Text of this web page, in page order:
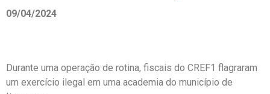
09/04/2024
Durante uma operação de rotina, fiscais do CREF1 flagraram
um exercício ilegal em uma academia do município de